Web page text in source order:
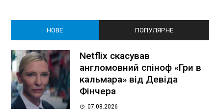
НОВЕ ПОПУЛЯРНЕ
Netflix скасував
англомовний спіноф «Гри в
кальмара» від Девіда
Фінчера
07.08.2026